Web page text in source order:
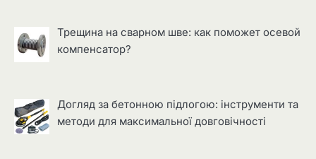
Трещина на сварном шве: как поможет осевой
компенсатор?
Догляд за бетонною підлогою: інструменти та
методи для максимальної довговічності